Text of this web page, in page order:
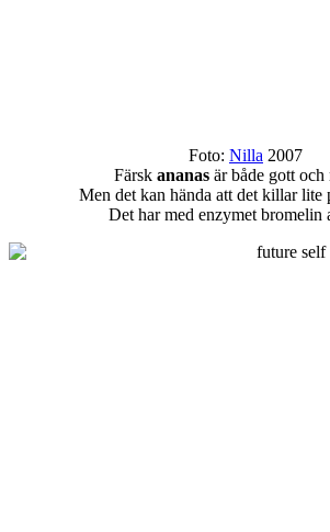
Foto: Nilla 2007
Färsk ananasär både gott och
Men det kan hända att det killar
Det har med enzymet bromelin